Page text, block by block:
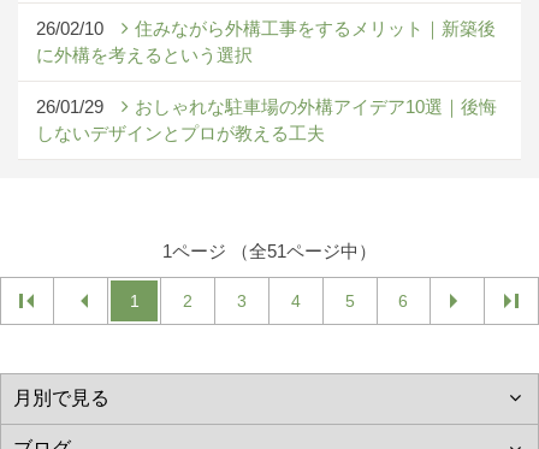
26/02/10
住みながら外構工事をするメリット｜新築後
に外構を考えるという選択
26/01/29
おしゃれな駐車場の外構アイデア10選｜後悔
しないデザインとプロが教える工夫
1ページ （全51ページ中）
1 2 3 4 5 6